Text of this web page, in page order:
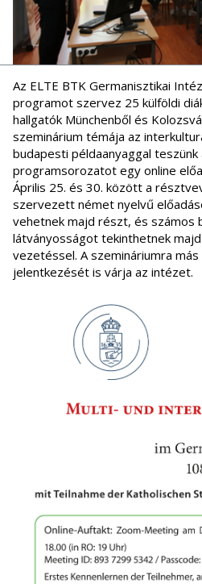
Az ELTE BTK Germanisztikai
programot szervez 25 külföldi
hallgatók Münchenből és
szeminárium témája az
budapesti példaanyaggal
programsorozatot egy online
Április 25. és 30. között a
szervezett német nyelvű
vehetnek majd részt, és számos
látványosságot tekinthetnek
vezetéssel. A szemináriumra más
jelentkezését is várja az intézet.